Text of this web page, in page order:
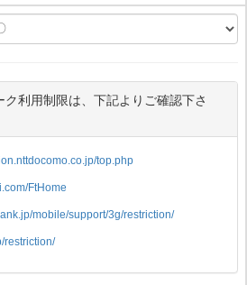
利用制限は、下記よりご確認下さ
top.php
FtHome
mobile/support/3g/restriction/
restriction/